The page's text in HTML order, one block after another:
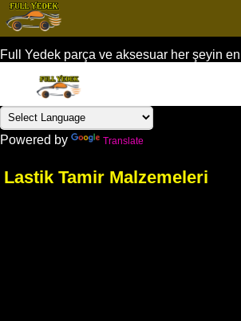
Full Yedek parça ve aksesuar her şeyin en
Powered by Translate
Lastik Tamir Malzemeleri